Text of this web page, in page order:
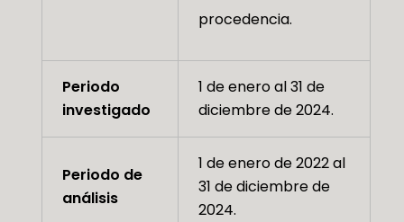
procedencia.
Periodo
investigado
1 de enero al 31 de
diciembre de 2024.
Periodo de
análisis
1 de enero de 2022 al
31 de diciembre de
2024.